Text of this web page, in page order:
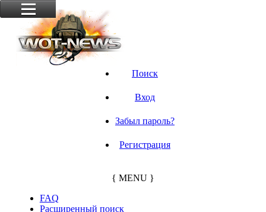
Поиск
Вход
Забыл пароль?
Регистрация
{ MENU }
FAQ
Расширенный поиск